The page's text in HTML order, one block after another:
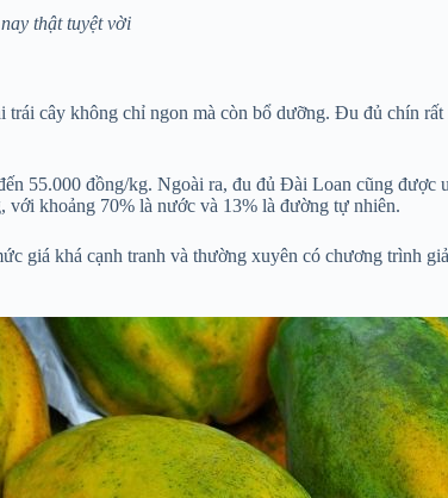
thật tuyệt vời
cây không chỉ ngon mà còn bổ dưỡng. Đu đủ chín
55.000 đồng/kg. Ngoài ra, đu đủ Đài Loan cũng được
khoảng 70% là nước và 13% là đường tự nhiên.
giá khá cạnh tranh và thường xuyên có chương trình